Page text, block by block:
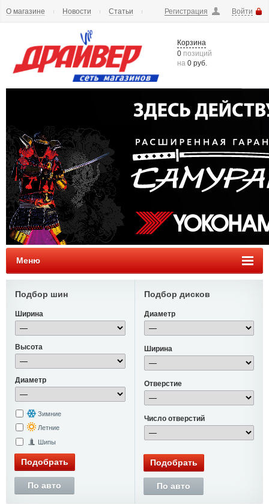
Регистрация Войти
О магазине Новости
Статьи
Корзина
0 позиций
на 0 руб.
Меню
Подбор шин
Ширина
Высота
Диаметр
Зимние
Летние
Шипы
Подобрать
По авто
Подбор дисков
Диаметр
Ширина
Отверстие
Число отверстий
Подобрать
По авто